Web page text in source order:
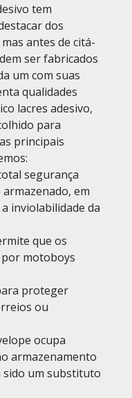
tem
dos
antes de citá-
ser fabricados
um com suas
qualidades
lacres adesivo,
para
principais
segurança
em
inviolabilidade da
que os
motoboys
proteger
ou
ocupa
armazenamento
um substituto